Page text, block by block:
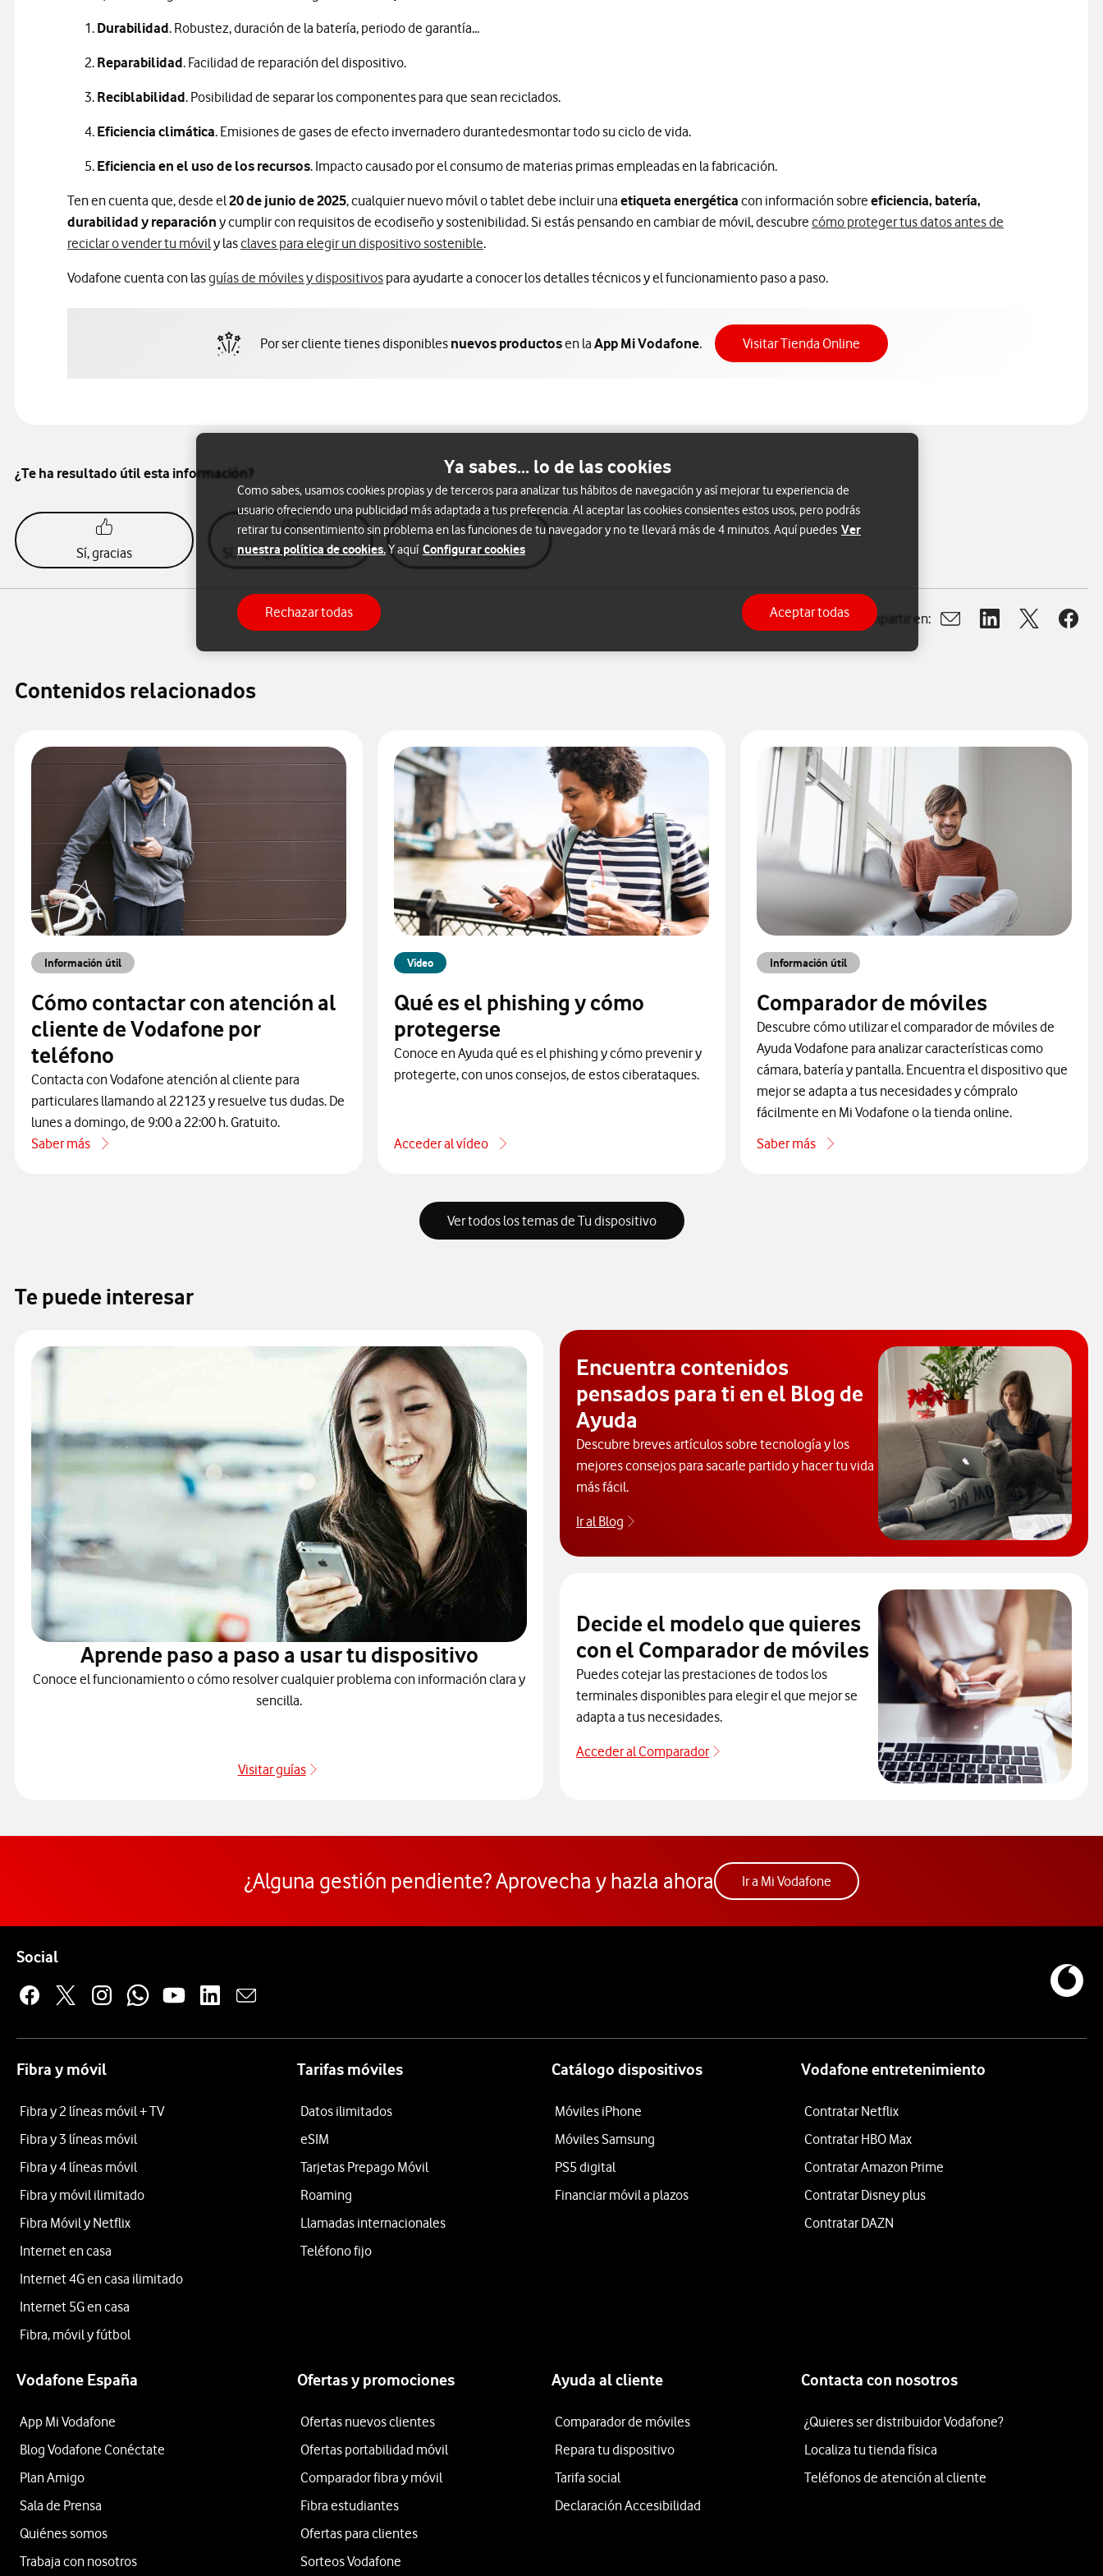
Durabilidad. Robustez, duración de la batería, periodo de garantía...
Reparabilidad. Facilidad de reparación del dispositivo.
Reciblabilidad. Posibilidad de separar los componentes para que sean reciclados.
Eficiencia climática. Emisiones de gases de efecto invernadero durantedesmontar todo su ciclo de vida.
Eficiencia en el uso de los recursos. Impacto causado por el consumo de materias primas empleadas en la fabricación.
Ten en cuenta que, desde el20 de junio de 2025, cualquier nuevo móvil o tablet debe incluir una etiqueta energética con información sobre eficiencia, batería,
durabilidad y reparación y cumplir con requisitos de ecodiseño y sostenibilidad. Si estás pensando en cambiar de móvil, descubre cómo proteger tus datos antes de
reciclar o vender tu móvily lasclaves para elegir un dispositivo sostenible.
Vodafone cuenta con lasguías de móviles y dispositivosInformación sobre manuales
para ayudarte a conocer los detalles técnicos y el funcionamiento paso a paso.
Por ser cliente tienes disponibles nuevos productosen laApp Mi Vodafone. Visitar Tienda Online Acceso a Tienda Online
¿Te ha resultado útil esta información?
Sí, gracias Sí, con queja a Vodafone No, para nada
Compartir en:
Abrir ventana para
Abrir ventana para
Abrir Abrir
Contenidos relacionados
Información útil
Cómo contactar con atención al
cliente de Vodafone por
teléfono
Contacta con Vodafone atención al cliente para
particulares llamando al 22123 y resuelve tus dudas. De
lunes a domingo, de 9:00 a 22:00 h. Gratuito.
Saber más
acerca de Cómo contactar con atención al cliente de Vodafone por teléfono
Vídeo
Qué es el phishing y cómo
protegerse
Conoce en Ayuda qué es el phishing y cómo prevenir y
protegerte, con unos consejos, de estos ciberataques.
Acceder al vídeo
acerca de Qué es el phishing y cómo protegerse
Información útil
Comparador de móviles
Descubre cómo utilizar el comparador de móviles de
Ayuda Vodafone para analizar características como
cámara, batería y pantalla. Encuentra el dispositivo que
mejor se adapta a tus necesidades y cómpralo
fácilmente en Mi Vodafone o la tienda online.
Saber más
acerca de Comparador de móviles
Ver todos los temas de Tu dispositivo
Te puede interesar
Aprende paso a paso a usar tu dispositivo
Conoce el funcionamiento o cómo resolver cualquier problema con información clara y
sencilla.
Visitar guías
Encuentra contenidos
pensados para ti en el Blog de
Ayuda
Descubre breves artículos sobre tecnología y los
mejores consejos para sacarle partido y hacer tu vida
más fácil.
Ir al Blog
Descubre el blog de Ayuda. Abrir ventana modal
Decide el modelo que quieres
con el Comparador de móviles
Puedes cotejar las prestaciones de todos los
terminales disponibles para elegir el que mejor se
adapta a tus necesidades.
Acceder al Comparador
¿Alguna gestión pendiente? Aprovecha y hazla ahora Ir a Mi VodafoneAcceder a la app Mi Vodafone. Abre ventana
SocialEnlaces a las redes sociales de Vodafone
Fibra y móvil
Fibra y 2 líneas móvil + TV
Fibra y 3 líneas móvil
Fibra y 4 líneas móvil
Fibra y móvil ilimitado
Fibra Móvil y Netflix
Internet en casa
Internet 4G en casa ilimitado
Internet 5G en casa
Fibra, móvil y fútbol
Tarifas móviles
Datos ilimitados
eSIM
Tarjetas Prepago Móvil
Roaming
Llamadas internacionales
Teléfono fijo
Catálogo dispositivos
Móviles iPhone
Móviles Samsung
PS5 digital
Financiar móvil a plazos
Vodafone entretenimiento
Contratar Netflix
Contratar HBO Max
Contratar Amazon Prime
Contratar Disney plus
Contratar DAZN
Vodafone España
App Mi Vodafone
Blog Vodafone Conéctate
Plan Amigo
Sala de Prensa
Quiénes somos
Trabaja con nosotros
Ofertas y promociones
Ofertas nuevos clientes
Ofertas portabilidad móvil
Comparador fibra y móvil
Fibra estudiantes
Ofertas para clientes
Sorteos Vodafone
Ayuda al cliente
Comparador de móviles
Repara tu dispositivo
Tarifa social
Declaración Accesibilidad
Contacta con nosotros
¿Quieres ser distribuidor Vodafone?
Localiza tu tienda física
Teléfonos de atención al cliente
Ya sabes... lo de las cookies
Como sabes, usamos cookies propias y de terceros para analizar tus hábitos de navegación y así mejorar tu experiencia de
usuario ofreciendo una publicidad más adaptada a tus preferencia. Al aceptar las cookies consientes estos usos, pero podrás
retirar tu consentimiento sin problema en las funciones de tu navegador y no te llevará más de 4 minutos. Aquí puedes Ver
nuestra política de cookies.Y aquí Configurar cookies
Rechazar todas Aceptar todas